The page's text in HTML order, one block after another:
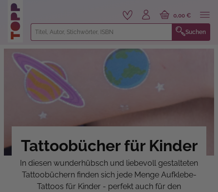
springen
Suchen
0,00 €
Tattoobücher für Kinder
In diesen wunderhübsch und liebevoll gestalteten
Tattoobüchern finden sich jede Menge Aufklebe-
Tattoos für Kinder - perfekt auch für den